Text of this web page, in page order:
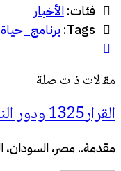
فئات:الأخبار
برنامج_حياة
مقالات ذات صلة
القرار1325 ودور النساء في تحقيق السلام
مقدمة.. مصر، السودان،